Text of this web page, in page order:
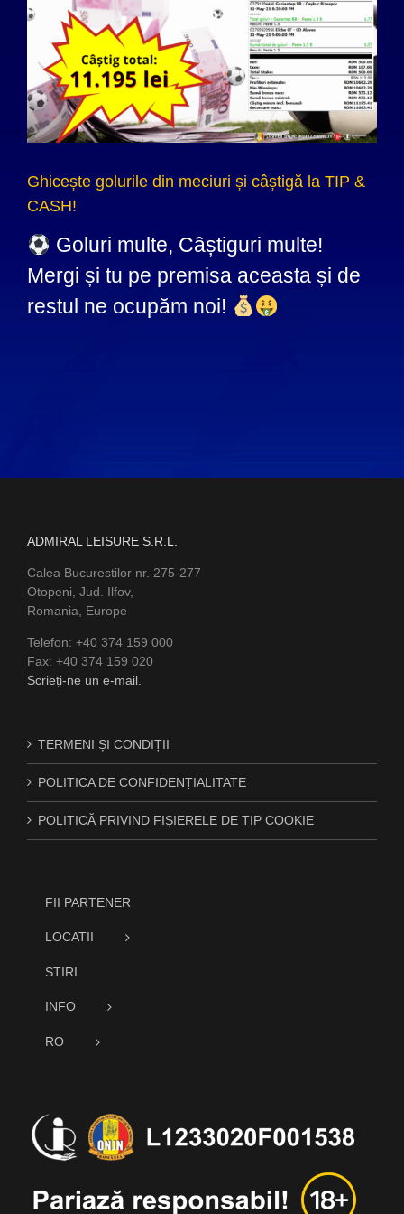
Ghicește golurile din meciuri și câștigă la TIP &
CASH!
Goluri multe, Câștiguri multe!
Mergi și tu pe premisa aceasta și de
restul ne ocupăm noi!
ADMIRAL LEISURE S.R.L.
Calea Bucurestilor nr. 275-277
Otopeni, Jud. Ilfov,
Romania, Europe
Telefon: +40 374 159 000
Fax: +40 374 159 020
Scrieți-ne un e-mail.
TERMENI ȘI CONDIȚII
POLITICA DE CONFIDENȚIALITATE
POLITICĂ PRIVIND FIȘIERELE DE TIP COOKIE
FII PARTENER
LOCATII
STIRI
INFO
RO